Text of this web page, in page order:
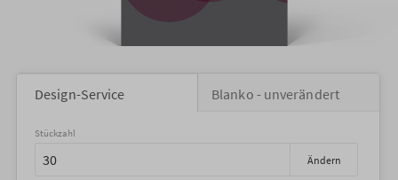
Design-Service Blanko - unverändert
Stückzahl
Ändern